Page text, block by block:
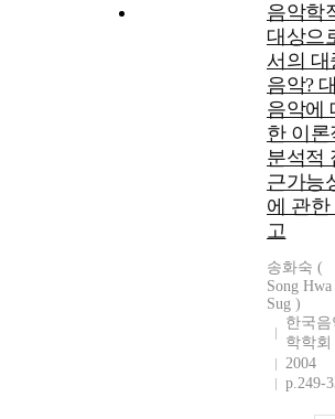
음악학
대상으
서의 대
음악?
음악에
한 이론
분석적
근가능
에 관한
고
송화숙 (
Song Hwa
Sug )
한국음
학학회
2004
p.249-